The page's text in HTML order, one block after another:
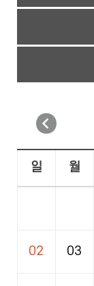
이
전
일 월
02 03